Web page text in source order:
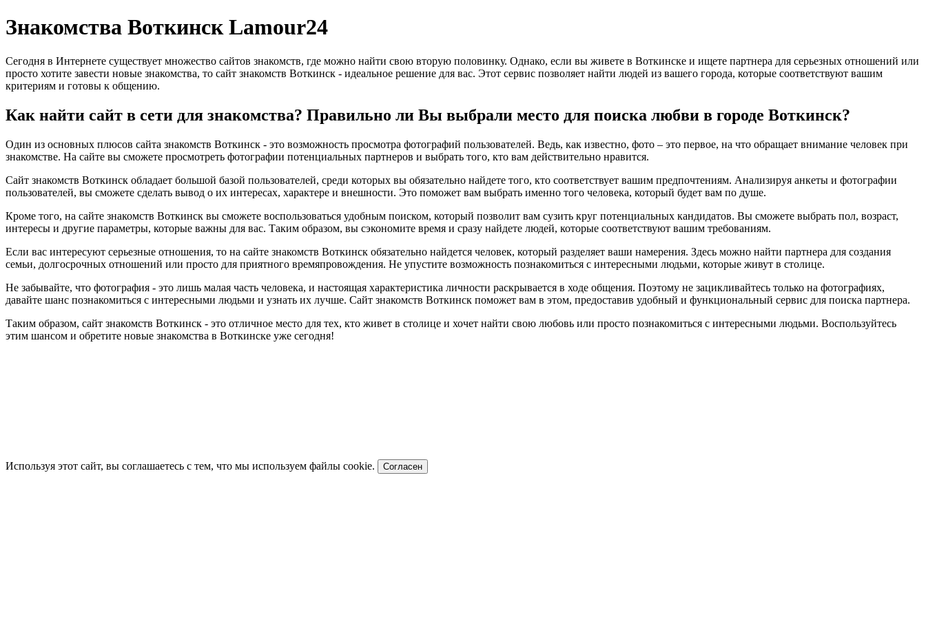
Знакомства Воткинск Lamour24
Сегодня в Интернете существует множество сайтов знакомств, где можно найти свою вторую половинку. Однако, если вы живете в Воткинске и ищете партнера для серьезных отношений или
просто хотите завести новые знакомства, то сайт знакомств Воткинск - идеальное решение для вас. Этот сервис позволяет найти людей из вашего города, которые соответствуют вашим
критериям и готовы к общению.
Как найти сайт в сети для знакомства? Правильно ли Вы выбрали место для поиска любви в городе Воткинск?
Один из основных плюсов сайта знакомств Воткинск - это возможность просмотра фотографий пользователей. Ведь, как известно, фото – это первое, на что обращает внимание человек при
знакомстве. На сайте вы сможете просмотреть фотографии потенциальных партнеров и выбрать того, кто вам действительно нравится.
Сайт знакомств Воткинск обладает большой базой пользователей, среди которых вы обязательно найдете того, кто соответствует вашим предпочтениям. Анализируя анкеты и фотографии
пользователей, вы сможете сделать вывод о их интересах, характере и внешности. Это поможет вам выбрать именно того человека, который будет вам по душе.
Кроме того, на сайте знакомств Воткинск вы сможете воспользоваться удобным поиском, который позволит вам сузить круг потенциальных кандидатов. Вы сможете выбрать пол, возраст,
интересы и другие параметры, которые важны для вас. Таким образом, вы сэкономите время и сразу найдете людей, которые соответствуют вашим требованиям.
Если вас интересуют серьезные отношения, то на сайте знакомств Воткинск обязательно найдется человек, который разделяет ваши намерения. Здесь можно найти партнера для создания
семьи, долгосрочных отношений или просто для приятного времяпровождения. Не упустите возможность познакомиться с интересными людьми, которые живут в столице.
Не забывайте, что фотография - это лишь малая часть человека, и настоящая характеристика личности раскрывается в ходе общения. Поэтому не зацикливайтесь только на фотографиях,
давайте шанс познакомиться с интересными людьми и узнать их лучше. Сайт знакомств Воткинск поможет вам в этом, предоставив удобный и функциональный сервис для поиска партнера.
Таким образом, сайт знакомств Воткинск - это отличное место для тех, кто живет в столице и хочет найти свою любовь или просто познакомиться с интересными людьми. Воспользуйтесь
этим шансом и обретите новые знакомства в Воткинске уже сегодня!
Используя этот сайт, вы соглашаетесь с тем, что мы используем файлы cookie. Согласен